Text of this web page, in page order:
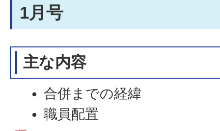
1月号
主な内容
合併までの経緯
職員配置